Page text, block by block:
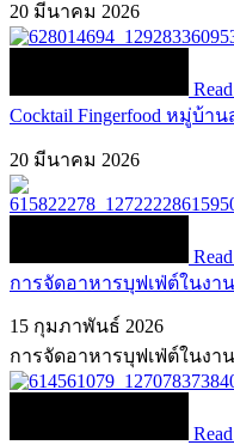
20 มีนาคม 2026
Cocktail Fingerfood หมู่บ้า
20 มีนาคม 2026
การจัดอาหารบุฟเฟ่ต์ในงา
15 กุมภาพันธ์ 2026
การจัดอาหารบุฟเฟ่ต์ในงา